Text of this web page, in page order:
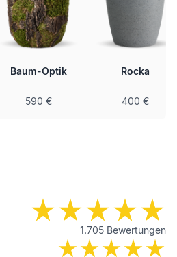
Baum-Optik
590 €
Rocka
400 €
1.705 Bewertungen